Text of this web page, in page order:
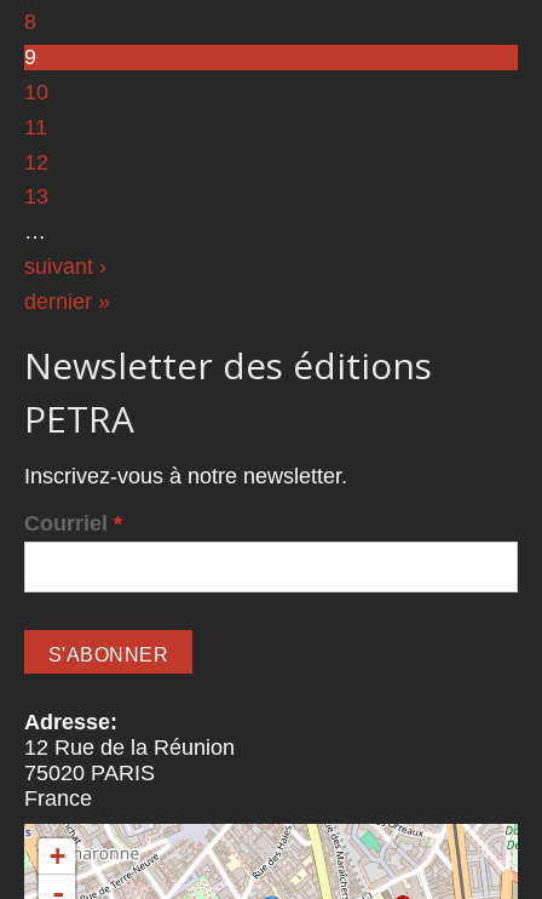
8
9
10
11
12
13
…
suivant ›
dernier »
Newsletter des éditions
PETRA
Inscrivez-vous à notre newsletter.
Courriel *
Adresse:
12 Rue de la Réunion
75020 PARIS
France
+